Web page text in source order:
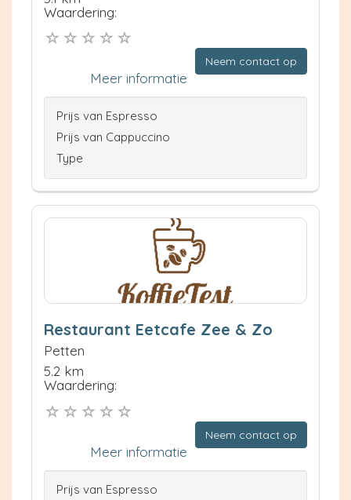
Waardering:
Neem contact op
Meer informatie
Prijs van Espresso
Prijs van Cappuccino
Type
Restaurant Eetcafe Zee & Zo
Petten
5.2 km
Waardering:
Neem contact op
Meer informatie
Prijs van Espresso